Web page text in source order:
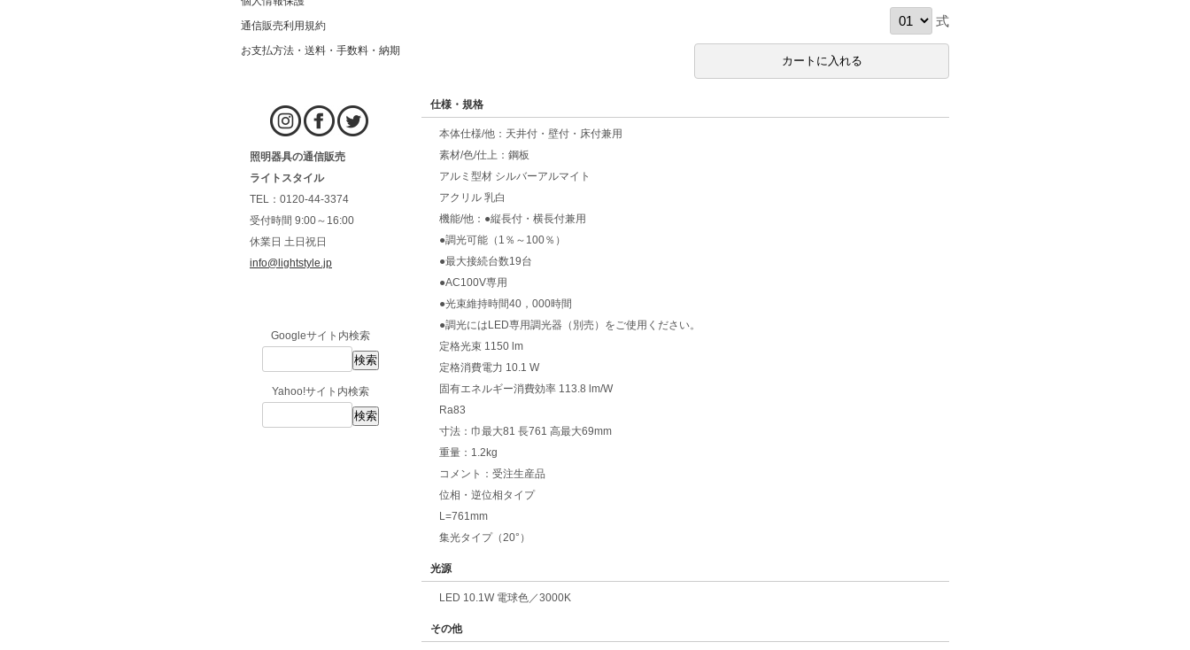
通信販売利用規約
お支払方法・送料・手数料・納期
照明器具の通信販売
ライトスタイル
TEL：0120-44-3374
受付時間 9:00～16:00
休業日 土日祝日
info@lightstyle.jp
Googleサイト内検索
Yahoo!サイト内検索
式
仕様・規格
本体仕様/他：天井付・壁付・床付兼用
素材/色/仕上：鋼板
アルミ型材 シルバーアルマイト
アクリル 乳白
機能/他：●縦長付・横長付兼用
●調光可能（1％～100％）
●最大接続台数19台
●AC100V専用
●光束維持時間40，000時間
●調光にはLED専用調光器（別売）をご使用ください。
定格光束 1150 lm
定格消費電力 10.1 W
固有エネルギー消費効率 113.8 lm/W
Ra83
寸法：巾最大81 長761 高最大69mm
重量：1.2kg
コメント：受注生産品
位相・逆位相タイプ
L=761mm
集光タイプ（20°）
光源
LED 10.1W 電球色／3000K
その他